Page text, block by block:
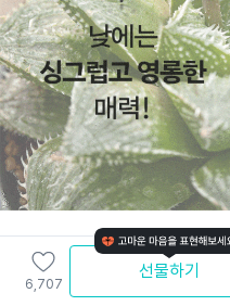
6,707
선물하기